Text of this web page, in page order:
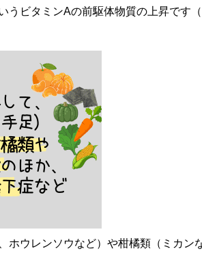
うビタミンAの前駆体物質の上昇です
ホウレンソウなど）や柑橘類（ミカン